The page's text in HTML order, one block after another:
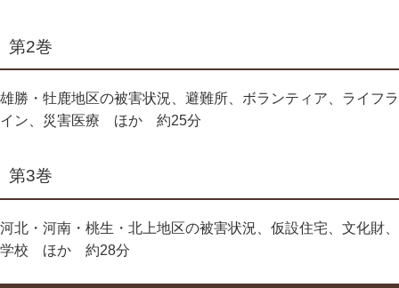
第2巻
雄勝・牡鹿地区の被害状況、避難所、ボランティア、ライフラ
イン、災害医療 ほか 約25分
第3巻
河北・河南・桃生・北上地区の被害状況、仮設住宅、文化財、
学校 ほか 約28分